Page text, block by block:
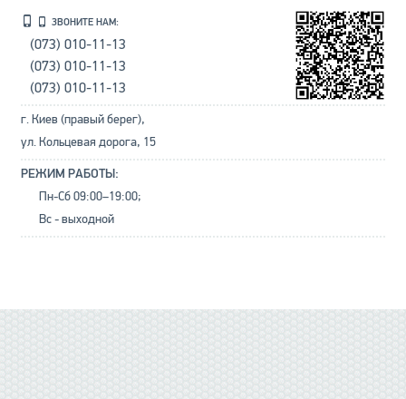
ЗВОНИТЕ НАМ:
(073) 010-11-13
(073) 010-11-13
(073) 010-11-13
г. Киев (правый берег),
ул. Кольцевая дорога, 15
РЕЖИМ РАБОТЫ:
Пн-Сб 09:00–19:00;
Вс - выходной